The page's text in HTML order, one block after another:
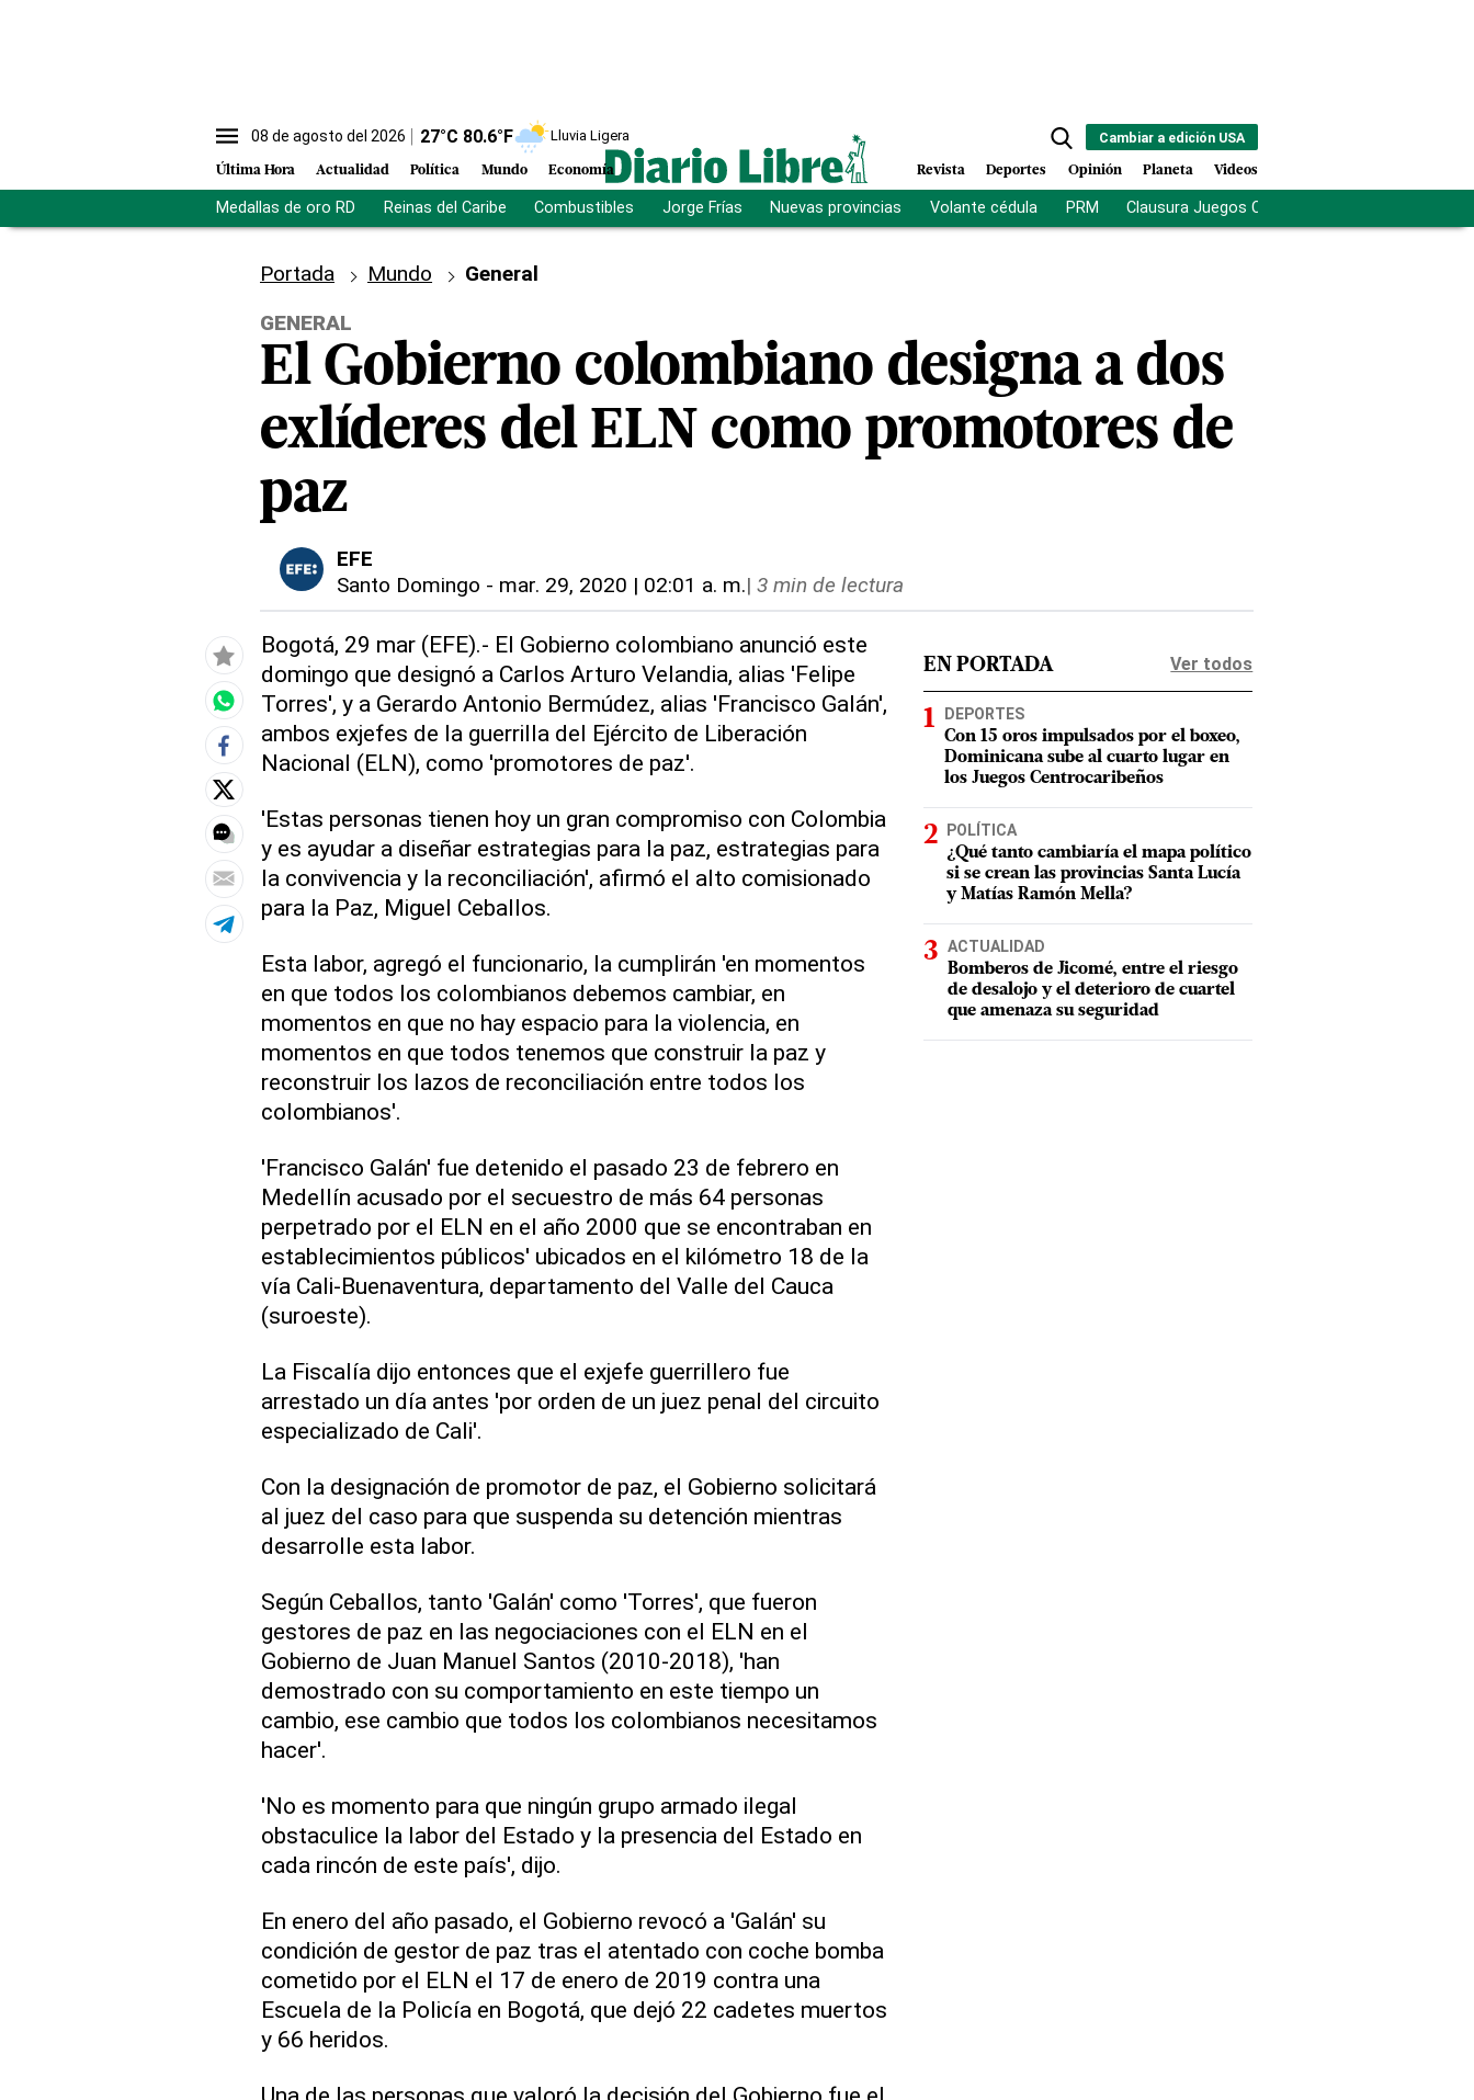
08 de agosto del 2026 27°C 80.6°F Lluvia Ligera
Última Hora Actualidad Política Mundo Economía
Cambiar a edición USA
Revista Deportes Opinión Planeta Videos
Medallas de oro RD Reinas del Caribe Combustibles Jorge Frías Nuevas provincias Volante cédula PRM Clausura Juegos Centroamericanos
Portada Mundo
General
GENERAL
El Gobierno colombiano designa a dos
exlíderes del ELN como promotores de
paz
EFE
Santo Domingo - mar. 29, 2020 | 02:01 a. m.| 3 min de lectura
Bogotá, 29 mar (EFE).- El Gobierno colombiano anunció este
domingo que designó a Carlos Arturo Velandia, alias 'Felipe
Torres', y a Gerardo Antonio Bermúdez, alias 'Francisco Galán',
ambos exjefes de la guerrilla del Ejército de Liberación
Nacional (ELN), como 'promotores de paz'.
'Estas personas tienen hoy un gran compromiso con Colombia
y es ayudar a diseñar estrategias para la paz, estrategias para
la convivencia y la reconciliación', afirmó el alto comisionado
para la Paz, Miguel Ceballos.
Esta labor, agregó el funcionario, la cumplirán 'en momentos
en que todos los colombianos debemos cambiar, en
momentos en que no hay espacio para la violencia, en
momentos en que todos tenemos que construir la paz y
reconstruir los lazos de reconciliación entre todos los
colombianos'.
'Francisco Galán' fue detenido el pasado 23 de febrero en
Medellín acusado por el secuestro de más 64 personas
perpetrado por el ELN en el año 2000 que se encontraban en
establecimientos públicos' ubicados en el kilómetro 18 de la
vía Cali-Buenaventura, departamento del Valle del Cauca
(suroeste).
La Fiscalía dijo entonces que el exjefe guerrillero fue
arrestado un día antes 'por orden de un juez penal del circuito
especializado de Cali'.
Con la designación de promotor de paz, el Gobierno solicitará
al juez del caso para que suspenda su detención mientras
desarrolle esta labor.
Según Ceballos, tanto 'Galán' como 'Torres', que fueron
gestores de paz en las negociaciones con el ELN en el
Gobierno de Juan Manuel Santos (2010-2018), 'han
demostrado con su comportamiento en este tiempo un
cambio, ese cambio que todos los colombianos necesitamos
hacer'.
'No es momento para que ningún grupo armado ilegal
obstaculice la labor del Estado y la presencia del Estado en
cada rincón de este país', dijo.
En enero del año pasado, el Gobierno revocó a 'Galán' su
condición de gestor de paz tras el atentado con coche bomba
cometido por el ELN el 17 de enero de 2019 contra una
Escuela de la Policía en Bogotá, que dejó 22 cadetes muertos
y 66 heridos.
EN PORTADA Ver todos
DEPORTES
Con 15 oros impulsados por el boxeo,
Dominicana sube al cuarto lugar en
los Juegos Centrocaribeños
POLÍTICA
¿Qué tanto cambiaría el mapa político
si se crean las provincias Santa Lucía
y Matías Ramón Mella?
ACTUALIDAD
Bomberos de Jicomé, entre el riesgo
de desalojo y el deterioro de cuartel
que amenaza su seguridad